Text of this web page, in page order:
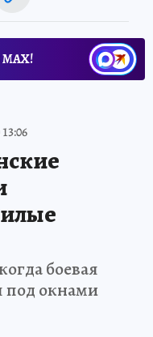
МАХ!
боевая
под окнами